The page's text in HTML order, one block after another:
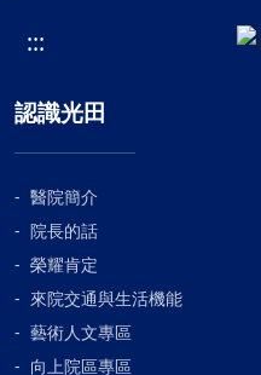
永遠最疼
可以回去
處的回憶
長，護理
仁過去幾
要好好的
還有教育
病莫大的
心，也會
傳遞下去
你們，你
家說的！
:::
認識光田
醫院簡介
院長的話
榮耀肯定
來院交通與生活機能
藝術人文專區
向上院區專區